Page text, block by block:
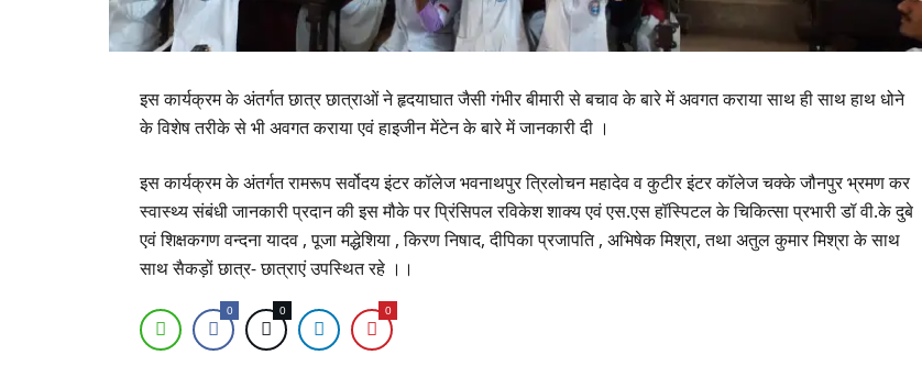
इस कार्यक्रम के अंतर्गत छात्र छात्राओं ने हृदयाघात जैसी गंभीर बीमारी से बचाव के बारे में अवगत कराया साथ ही साथ हाथ धोने
के विशेष तरीके से भी अवगत कराया एवं हाइजीन मेंटेन के बारे में जानकारी दी ।
इस कार्यक्रम के अंतर्गत रामरूप सर्वोदय इंटर कॉलेज भवनाथपुर त्रिलोचन महादेव व कुटीर इंटर कॉलेज चक्के जौनपुर भ्रमण कर
स्वास्थ्य संबंधी जानकारी प्रदान की इस मौके पर प्रिंसिपल रविकेश शाक्य एवं एस.एस हॉस्पिटल के चिकित्सा प्रभारी डॉ वी.के दुबे
एवं शिक्षकगण वन्दना यादव , पूजा मद्धेशिया , किरण निषाद, दीपिका प्रजापति , अभिषेक मिश्रा, तथा अतुल कुमार मिश्रा के साथ
साथ सैकड़ों छात्र- छात्राएं उपस्थित रहे ।।
0 0 0